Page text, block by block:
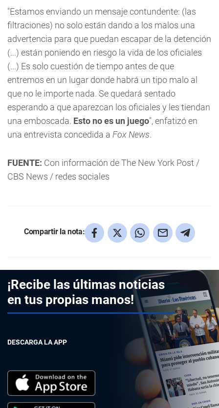
"Estamos enviando un mensaje contundente: (las
filtraciones) no solo están dando a los malos una
advertencia para que puedan escapar de la detención
(...) están poniendo en riesgo la vida de los oficiales
(...) Es solo cuestión de tiempo antes de que
entremos en un lugar donde habrá un tipo malo al
que no le importe nada. Se quedará sentado
esperando a que aparezcan los oficiales y les tiendan
una emboscada. Esto no es un juego", enfatizó en
una entrevista concedida a Fox News.
FUENTE: Con información de The New York Post /
CBS News / redes sociales
Compartir la nota:
¡Recibe las últimas noticias
en tus propias manos!
DESCARGA LA APP